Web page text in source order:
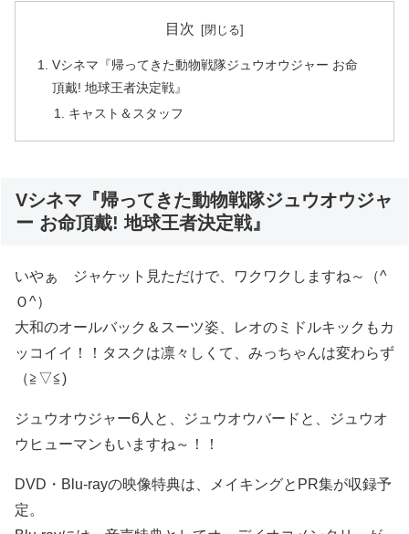
目次
Vシネマ『帰ってきた動物戦隊ジュウオウジャー お命
頂戴! 地球王者決定戦』
キャスト＆スタッフ
Vシネマ『帰ってきた動物戦隊ジュウオウジャ
ー お命頂戴! 地球王者決定戦』
いやぁ ジャケット見ただけで、ワクワクしますね～（^
Ｏ^）
大和のオールバック＆スーツ姿、レオのミドルキックもカ
ッコイイ！！タスクは凛々しくて、みっちゃんは変わらず
（≧▽≦)
ジュウオウジャー6人と、ジュウオウバードと、ジュウオ
ウヒューマンもいますね～！！
DVD・Blu-rayの映像特典は、メイキングとPR集が収録予
定。